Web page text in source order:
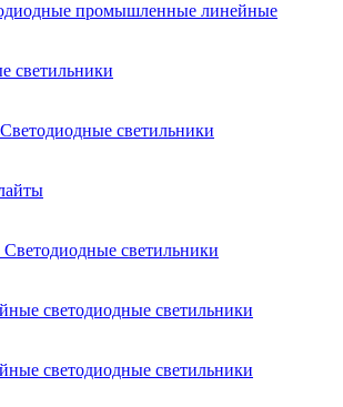
промышленные линейные
светильники
светильники
светильники
светодиодные светильники
светодиодные светильники